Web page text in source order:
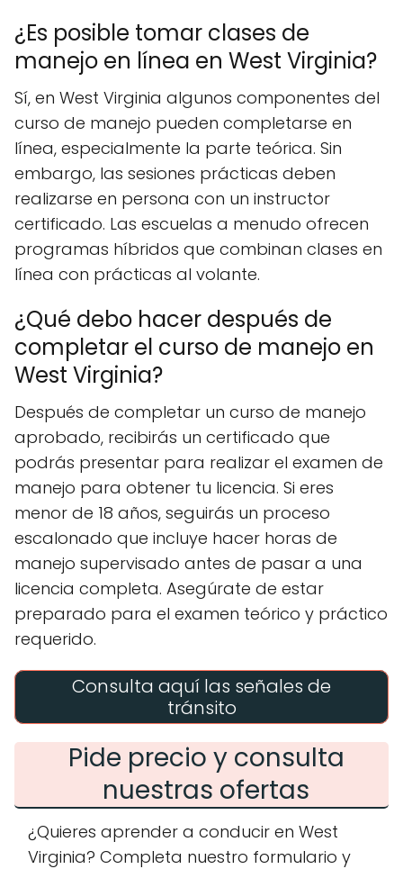
¿Es posible tomar clases de
manejo en línea en West Virginia?
Sí, en West Virginia algunos componentes del
curso de manejo pueden completarse en
línea, especialmente la parte teórica. Sin
embargo, las sesiones prácticas deben
realizarse en persona con un instructor
certificado. Las escuelas a menudo ofrecen
programas híbridos que combinan clases en
línea con prácticas al volante.
¿Qué debo hacer después de
completar el curso de manejo en
West Virginia?
Después de completar un curso de manejo
aprobado, recibirás un certificado que
podrás presentar para realizar el examen de
manejo para obtener tu licencia. Si eres
menor de 18 años, seguirás un proceso
escalonado que incluye hacer horas de
manejo supervisado antes de pasar a una
licencia completa. Asegúrate de estar
preparado para el examen teórico y práctico
requerido.
Consulta aquí las señales de
tránsito
Pide precio y consulta
nuestras ofertas
¿Quieres aprender a conducir en West
Virginia? Completa nuestro formulario y